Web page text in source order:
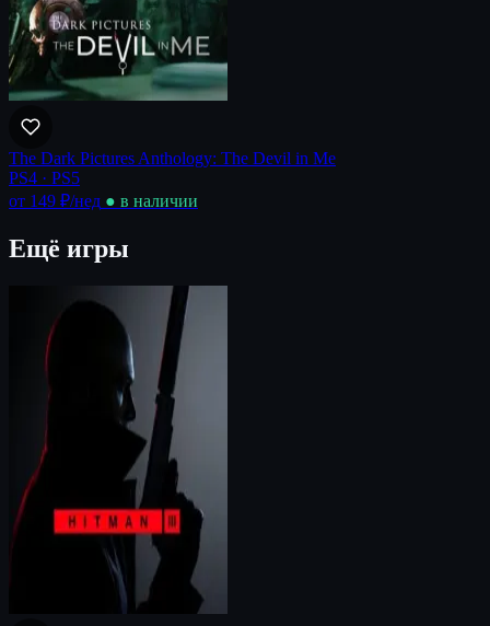
The Dark Pictures Anthology: The Devil in Me
PS4 · PS5
от 149 ₽/нед ● в наличии
Ещё игры